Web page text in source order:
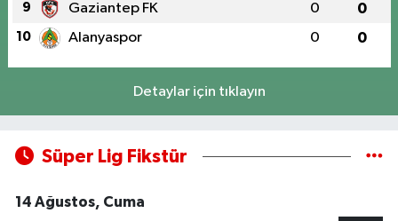
9 Gaziantep FK 0 0
10 Alanyaspor 0 0
Detaylar için tıklayın
Süper Lig Fikstür
14 Ağustos, Cuma